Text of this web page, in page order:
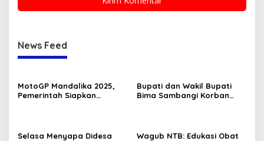
News Feed
MotoGP Mandalika 2025,
Pemerintah Siapkan
Bupati dan Wakil Bupati
Bima Sambangi Korban
Selasa Menyapa Didesa
Wagub NTB: Edukasi Obat